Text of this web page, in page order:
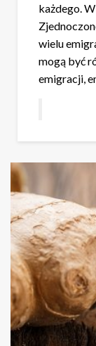
każdego.
wielu
mogą być
emigracji,